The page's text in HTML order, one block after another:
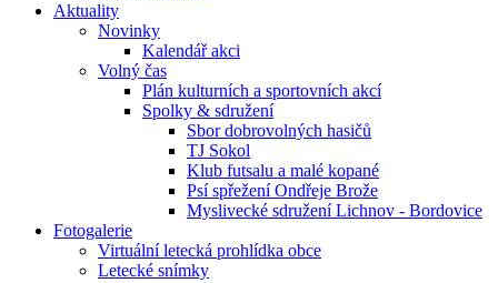
Aktuality
Novinky
Kalendář akci
Volný čas
Plán kulturních a sportovních akcí
Spolky & sdružení
Sbor dobrovolných hasičů
TJ Sokol
Klub futsalu a malé kopané
Psí spřežení Ondřeje Brože
Myslivecké sdružení Lichnov - Bordovice
Fotogalerie
Virtuální letecká prohlídka obce
Letecké snímky